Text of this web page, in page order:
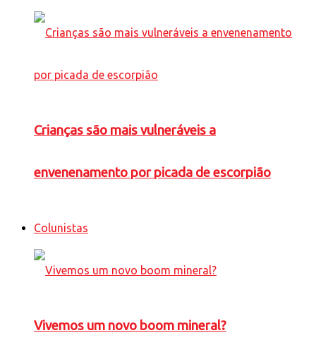
Crianças são mais vulneráveis a
envenenamento por picada de escorpião
Colunistas
Vivemos um novo boom mineral?